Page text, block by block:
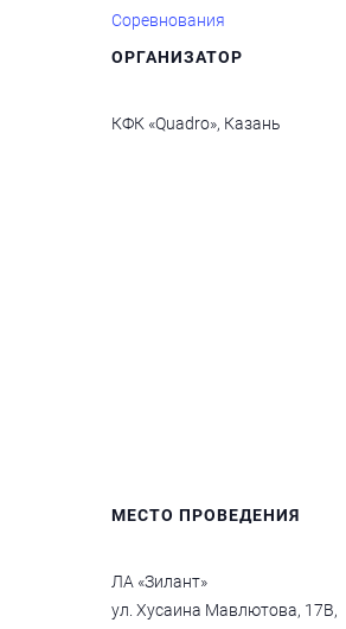
Соревнования
ОРГАНИЗАТОР
КФК «Quadro», Казань
МЕСТО ПРОВЕДЕНИЯ
ЛА «Зилант»
ул. Хусаина Мавлютова, 17В,